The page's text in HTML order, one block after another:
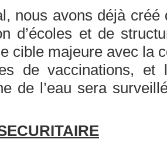
nous avons déjà
d’écoles et de
cible majeure avec la
de vaccinations, et
de l’eau sera